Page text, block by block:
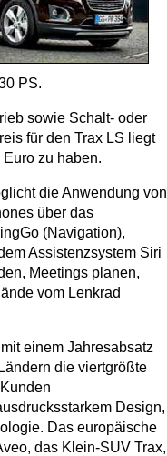
PS.
sowie Schalt- oder
für den Trax LS liegt
zu haben.
die Anwendung von
über das
(Navigation),
Assistenzsystem Siri
Meetings planen,
vom Lenkrad
einem Jahresabsatz
die viertgrößte
Design,
Das europäische
das Klein-SUV Trax,